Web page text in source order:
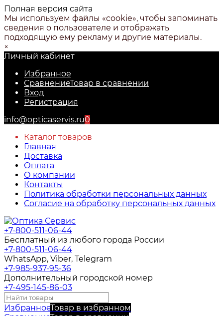
Полная версия сайта
Мы используем файлы «cookie», чтобы запоминать
сведения о пользователе и отображать
подходящую ему рекламу и другие материалы.
×
Личный кабинет
Избранное
СравнениеТовар в сравнении
Вход
Регистрация
info@opticaservis.ru0
Каталог товаров
Главная
Доставка
Оплата
О компании
Контакты
Политика обработки персональных данных
Согласие на обработку персональных данных
+7-800-511-06-44
Бесплатный из любого города России
+7-800-511-06-44
WhatsApp, Viber, Telegram
+7-985-937-95-36
Дополнительный городской номер
+7-495-145-86-03
ИзбранноеТовар в избранном